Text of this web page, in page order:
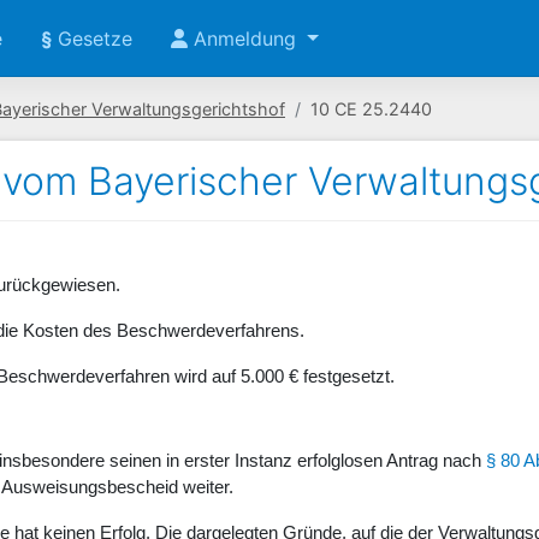
§ Gesetze Anmeldung
Verwaltungsgerichtshof 10 CE 25.2440
Bayerischer
Kosten des Beschwerdeverfahrens.
wird auf 5.000 € festgesetzt.
seinen in erster Instanz erfolglosen Antrag nach § 80
weiter.
hat keinen Erfolg. Die dargelegten Gründe, auf die der